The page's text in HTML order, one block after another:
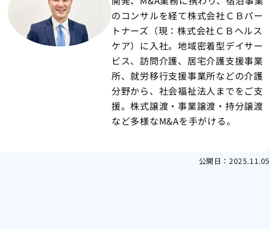
のコンサルを経て株式会社ＣＢパー
トナーズ（現：株式会社ＣＢヘルス
ケア）に入社。地域密着型デイサー
ビス、訪問介護、居宅介護支援事業
所、就労移行支援事業所などの介護
分野から、社会福祉法人までをご支
援。株式譲渡・事業譲渡・持分譲渡
など多様なM&Aを手がける。
公開日： 2025.11.05